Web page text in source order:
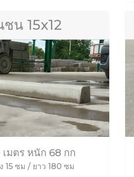
น 15x12
เมตร หนัก 68 กก
15 ซม / ยาว 180 ซม